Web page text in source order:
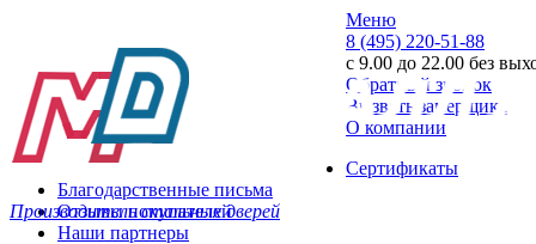
Производитель стальных дверей
Меню
8 (495) 220-51-88
с 9.00 до 22.00 без
Обратный звонок
Вызвать замерщика
О компании
Сертификаты
Благодарственные письма
Отзывы покупателей
Наши партнеры